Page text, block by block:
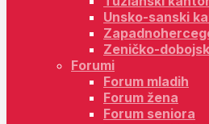
Unsko-sanski
Zeničko-
Forumi
Forum mladih
Forum žena
Forum seniora